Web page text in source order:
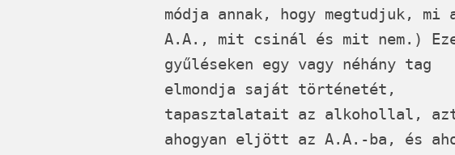
módja annak, hogy megtudjuk, mi
A.A., mit csinál és mit nem.)
gyűléseken egy vagy néhány tag
elmondja saját történetét,
tapasztalatait az alkohollal,
ahogyan eljött az A.A.-ba, és